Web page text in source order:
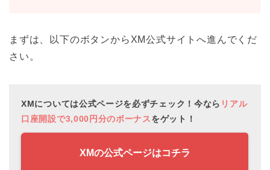
まずは、以下のボタンからXM公式サイトへ進んでくだ
さい。
XMについては公式ページを必ずチェック！今なら リアル
口座開設で3,000円分のボーナスをゲット！
XMの公式ページはコチラ